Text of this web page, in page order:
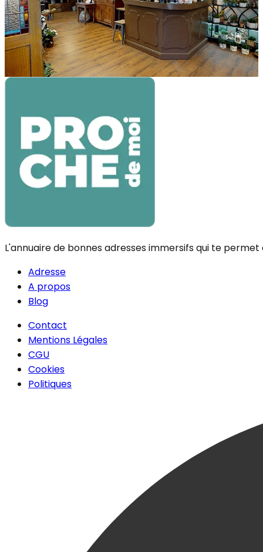
Mademoiselle Fleuriste : Votre fleuriste de Marcq-en-
Barœul Mademoiselle Fleuriste est basée à Marcq-en-
Barœul, à quelques minutes de la métropole lilloise. Ne
cherche plus et offre tes plus beaux b
L'annuaire de bonnes adresses immersifs qui te
Adresse
A propos
Blog
Contact
Mentions Légales
CGU
Cookies
Politiques